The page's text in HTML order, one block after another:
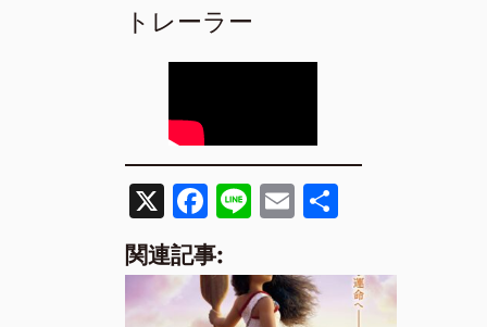
トレーラー
X
F
a
c
e
Li
e
E
ai
l
関連記事: